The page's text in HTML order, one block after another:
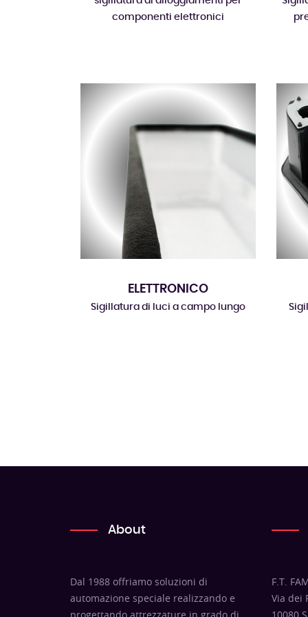
componenti elettronici
ELETTRONICO
Sigillatura di luci a campo lungo
About
Dal 1988 offriamo soluzioni di
automazione speciale realizzando e
F.T.
Via dei